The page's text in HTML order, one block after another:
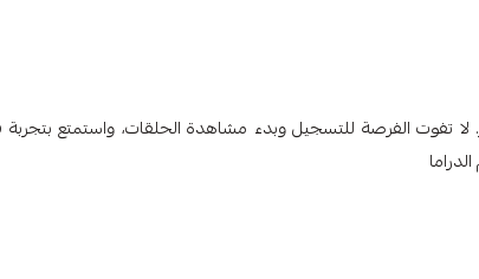
تفوت الفرصة للتسجيل وبدء مشاهدة الحلقات، واستمتع بتجربة